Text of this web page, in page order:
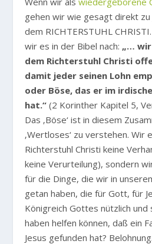
gehen wir wie gesagt direkt
dem RICHTERSTUHL
wir es in der Bibel nach: „… wir
dem Richterstuhl Christi
damit jeder seinen Lohn
oder Böse, das er im
hat.“ (2 Korinther Kapitel 5,
Das ‚Böse‘ ist in diesem
‚Wertloses‘ zu verstehen. Wir
Richterstuhl Christi keine
keine Verurteilung), sondern
für die Dinge, die wir in
getan haben, die für Gott, für
Königreich Gottes nützlich und
haben helfen können, daß ein
Jesus gefunden hat?